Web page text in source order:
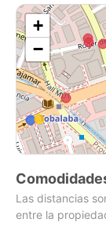
asegurando un
No dejes pasar
una de las
de UF 0,40/m2
un valor muy
parámetros de
Contáctanos
Superficies y
propietario y
+
−
Las distancias
entre la